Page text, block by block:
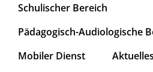
Schulischer Bereich
Pädagogisch-Audiologische
Mobiler Dienst
Aktuelles